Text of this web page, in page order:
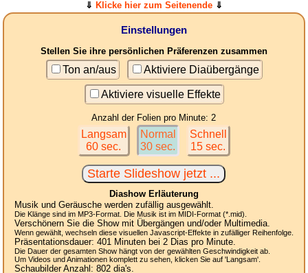
⇓ Klicke hier zum Seitenende ⇓
Einstellungen
Stellen Sie ihre persönlichen Präferenzen zusammen
Ton an/aus Aktiviere Diaübergänge
Aktiviere visuelle Effekte
Anzahl der Folien pro Minute: 2
Langsam
60 sec.
Normal
30 sec.
Schnell
15 sec.
Diashow Erläuterung
Musik und Geräusche werden zufällig ausgewählt.
Die Klänge sind im MP3-Format. Die Musik ist im MIDI-Format (*.mid).
Verschönern Sie die Show mit Übergängen und/oder Multimedia.
Wenn gewählt, wechseln diese visuellen Javascript-Effekte in zufälliger Reihenfolge.
Präsentationsdauer: 401 Minuten bei 2 Dias pro Minute.
Die Dauer der gesamten Show hängt von der gewählten Geschwindigkeit ab.
Um Videos und Animationen komplett zu sehen, klicken Sie auf 'Langsam'.
Schaubilder Anzahl: 802dia's.